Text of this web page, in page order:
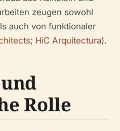
zeugen sowohl
auch von funktionaler
; HiC Arquitectura).
Rolle